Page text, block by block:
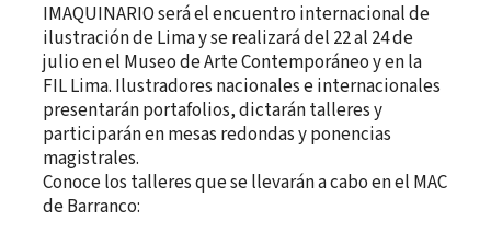
IMAQUINARIO será el encuentro internacional de
ilustración de Lima y se realizará del 22 al 24 de
julio en el Museo de Arte Contemporáneo y en la
FIL Lima. Ilustradores nacionales e internacionales
presentarán portafolios, dictarán talleres y
participarán en mesas redondas y ponencias
magistrales.
Conoce los talleres que se llevarán a cabo en el MAC
de Barranco: